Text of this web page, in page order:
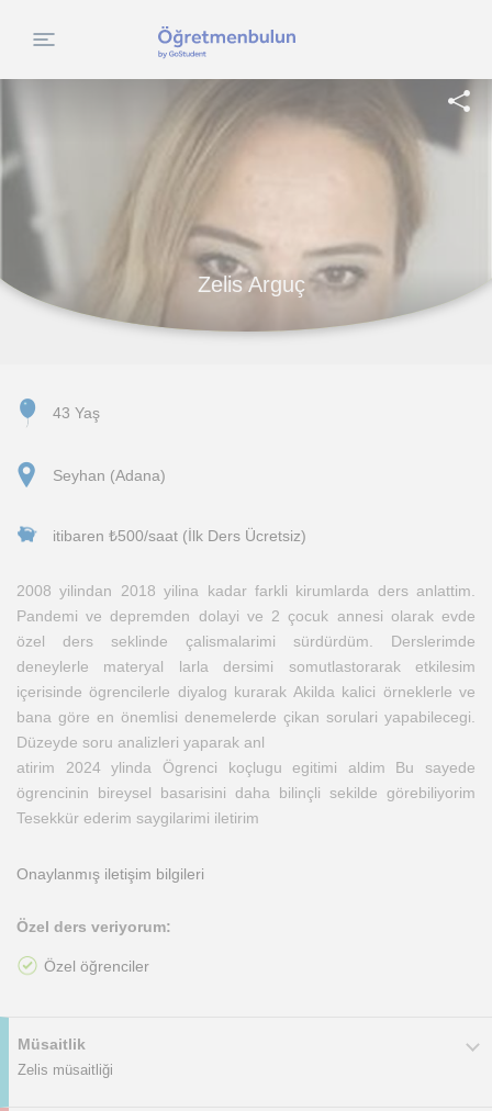
Zelis Arguç
43 Yaş
Seyhan (Adana)
itibaren ₺500/saat (İlk Ders Ücretsiz)
2008 yilindan 2018 yilina kadar farkli kirumlarda ders anlattim.
Pandemi ve depremden dolayi ve 2 çocuk annesi olarak evde
özel ders seklinde çalismalarimi sürdürdüm. Derslerimde
deneylerle materyal larla dersimi somutlastorarak etkilesim
içerisinde ögrencilerle diyalog kurarak Akilda kalici örneklerle ve
bana göre en önemlisi denemelerde çikan sorulari yapabilecegi.
Düzeyde soru analizleri yaparak anl
atirim 2024 ylinda Ögrenci koçlugu egitimi aldim Bu sayede
ögrencinin bireysel basarisini daha bilinçli sekilde görebiliyorim
Tesekkür ederim saygilarimi iletirim
Onaylanmış iletişim bilgileri
Özel ders veriyorum:
Özel öğrenciler
Müsaitlik
Zelis müsaitliği